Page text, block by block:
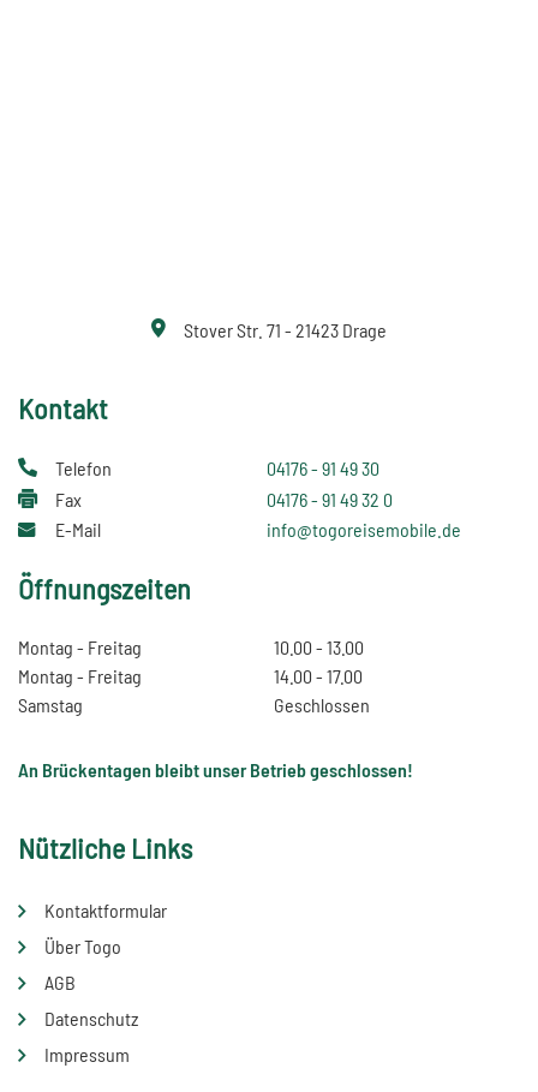
Stover Str. 71 - 21423 Drage
Kontakt
Telefon
04176 - 91 49 30
Fax
04176 - 91 49 32 0
E-Mail
info@togoreisemobile.de
Öffnungszeiten
Montag - Freitag
10.00 - 13.00
Montag - Freitag
14.00 - 17.00
Samstag
Geschlossen
An Brückentagen bleibt unser Betrieb geschlossen!
Nützliche Links
Kontaktformular
Über Togo
AGB
Datenschutz
Impressum